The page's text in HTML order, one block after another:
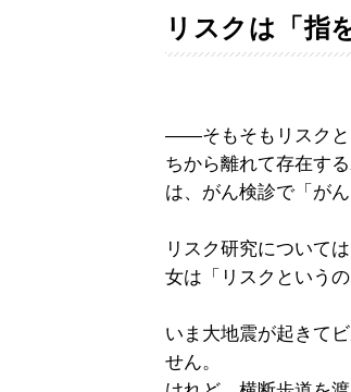
リスクは「指
――そもそもリスクと
ちから離れて存在す
は、がん検診で「が
リスク研究について
女は「リスクという
いま大地震が起きて
せん。